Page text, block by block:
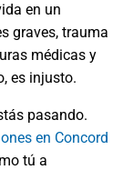
en un
graves, trauma
médicas y
es injusto.
pasando.
en Concord
tú a